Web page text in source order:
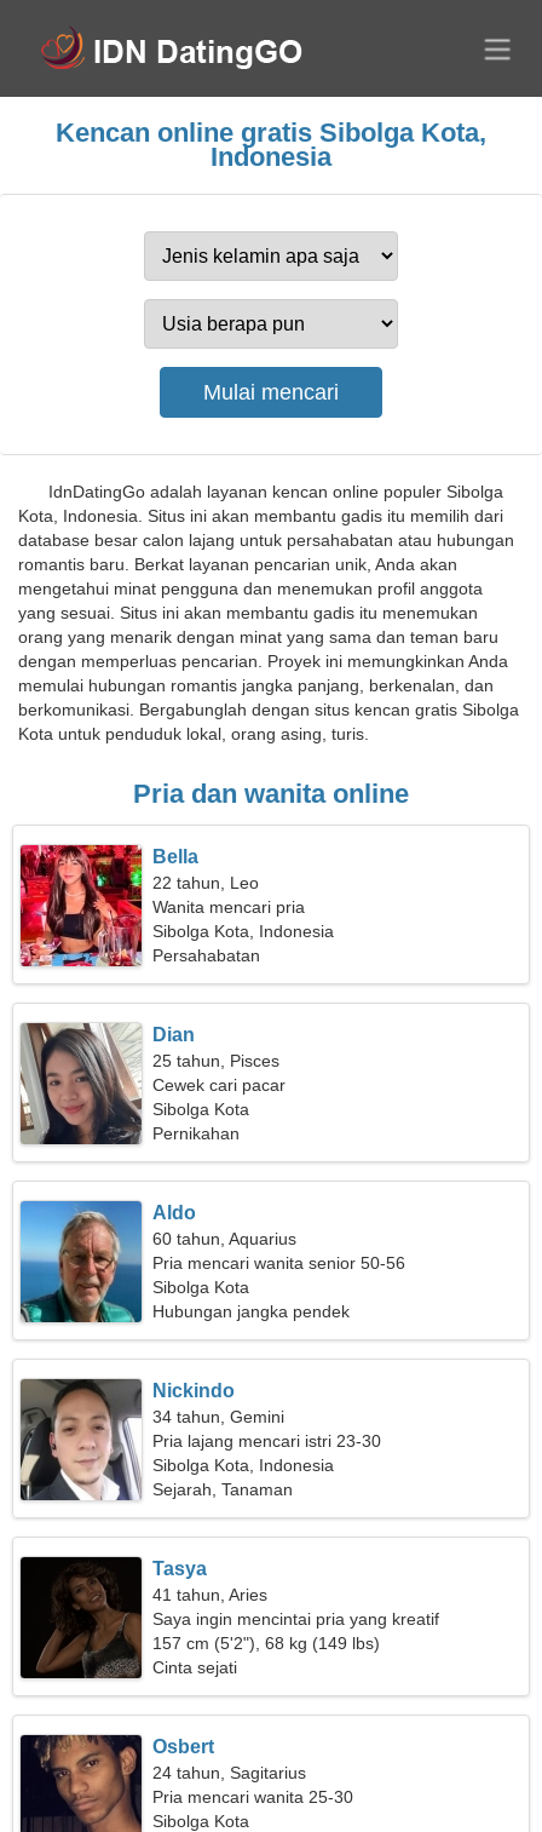
Kencan online gratis Sibolga Kota,
Indonesia
IdnDatingGo adalah layanan kencan online populer Sibolga
Kota, Indonesia. Situs ini akan membantu gadis itu memilih dari
database besar calon lajang untuk persahabatan atau hubungan
romantis baru. Berkat layanan pencarian unik, Anda akan
mengetahui minat pengguna dan menemukan profil anggota
yang sesuai. Situs ini akan membantu gadis itu menemukan
orang yang menarik dengan minat yang sama dan teman baru
dengan memperluas pencarian. Proyek ini memungkinkan Anda
memulai hubungan romantis jangka panjang, berkenalan, dan
berkomunikasi. Bergabunglah dengan situs kencan gratis Sibolga
Kota untuk penduduk lokal, orang asing, turis.
Pria dan wanita online
Bella
22 tahun, Leo
Wanita mencari pria
Sibolga Kota, Indonesia
Persahabatan
Dian
25 tahun, Pisces
Cewek cari pacar
Sibolga Kota
Pernikahan
Aldo
60 tahun, Aquarius
Pria mencari wanita senior 50-56
Sibolga Kota
Hubungan jangka pendek
Nickindo
34 tahun, Gemini
Pria lajang mencari istri 23-30
Sibolga Kota, Indonesia
Sejarah, Tanaman
Tasya
41 tahun, Aries
Saya ingin mencintai pria yang kreatif
157 cm (5'2"), 68 kg (149 lbs)
Cinta sejati
Osbert
24 tahun, Sagitarius
Pria mencari wanita 25-30
Sibolga Kota